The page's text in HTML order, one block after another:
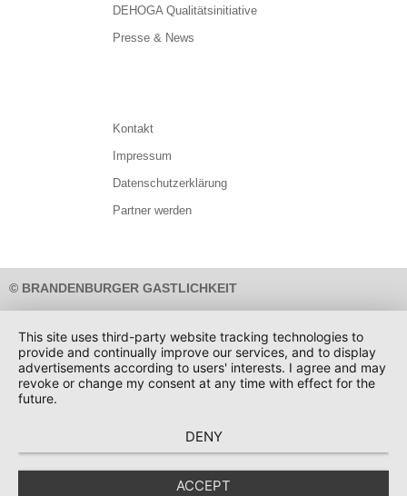
DEHOGA Qualitätsinitiative
Presse & News
Kontakt
Impressum
Datenschutzerklärung
Partner werden
© BRANDENBURGER GASTLICHKEIT
Design: Umsetzung:
This site uses third-party website tracking technologies to
provide and continually improve our services, and to display
advertisements according to users' interests. I agree and may
revoke or change my consent at any time with effect for the
future.
DENY
ACCEPT